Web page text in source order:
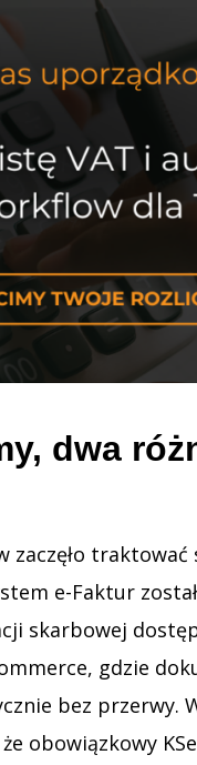
dwa
e-Faktur
skarbowej
gdzie
bez przerwy.
obowiązkowy